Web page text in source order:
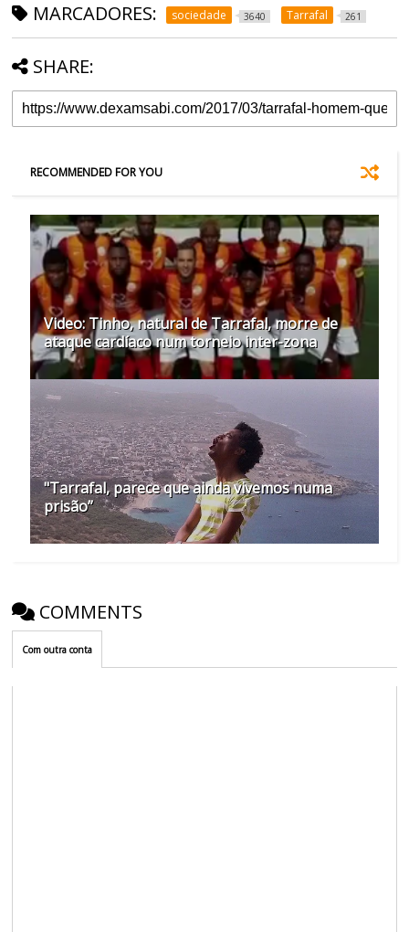
MARCADORES: sociedade 3640 Tarrafal 261
SHARE:
RECOMMENDED FOR YOU
Video: Tinho, natural de Tarrafal, morre de
ataque cardíaco num torneio inter-zona
"Tarrafal, parece que ainda vivemos numa
prisão”
COMMENTS
Com outra conta